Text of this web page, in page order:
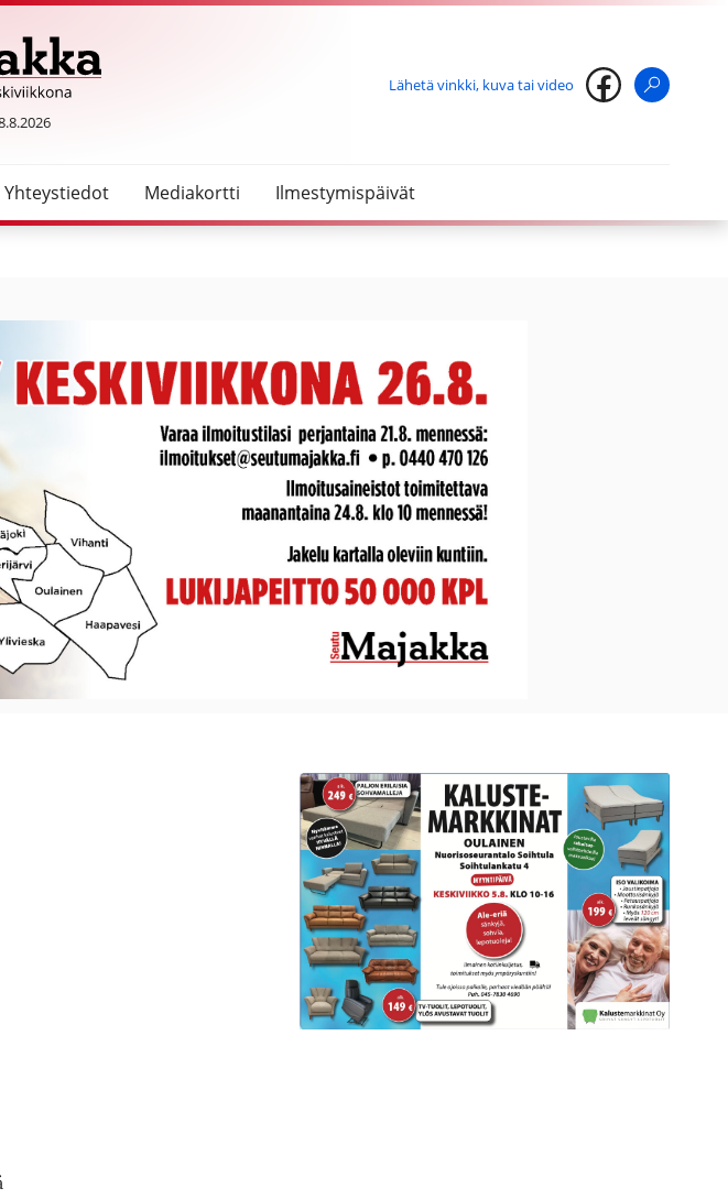
SeutuMajakka
Lähetä vinkki, kuva tai video
Yhteystiedot Mediakortti Ilmestymispäivät